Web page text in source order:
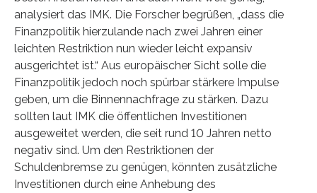
analysiert das IMK. Die Forscher begrüßen, „dass die
Finanzpolitik hierzulande nach zwei Jahren einer
leichten Restriktion nun wieder leicht expansiv
ausgerichtet ist.“ Aus europäischer Sicht solle die
Finanzpolitik jedoch noch spürbar stärkere Impulse
geben, um die Binnennachfrage zu stärken. Dazu
sollten laut IMK die öffentlichen Investitionen
ausgeweitet werden, die seit rund 10 Jahren netto
negativ sind. Um den Restriktionen der
Schuldenbremse zu genügen, könnten zusätzliche
Investitionen durch eine Anhebung des